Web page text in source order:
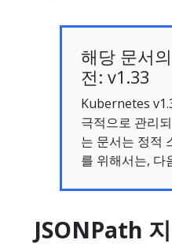
해당 문서
전: v1.33
Kubernetes
극적으로 관리
는 문서는 정적
를 위해서는, 다
JSONPath